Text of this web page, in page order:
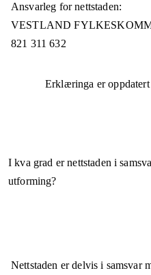
Ansvarleg for nettstaden:
VESTLAND
821 311 632
Erklæringa er oppdatert
I kva grad er nettstaden i
utforming?
Nettstaden erdelvis i samsvar